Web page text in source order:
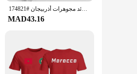
to their customers. Whether
إنيو أذربيجان خريطة أعلام قلادة القلائد مجوهرات أذربيجان #174821
MAD43.16